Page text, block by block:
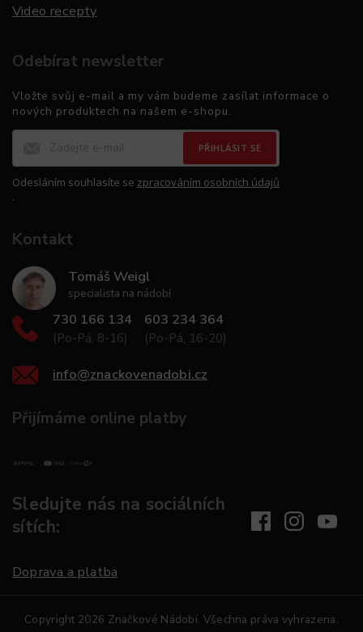
Video recepty
Odebírat newsletter
Vložte svůj e-mail a my vám budeme zasílat informace o
nových produktech na našem e-shopu.
PŘIHLÁSIT SE
Odesláním souhlasíte se zpracováním osobních údajů
.
Kontakt
Tomáš Weigl
specialista na nádobí
730 166 134
(Po-Pá, 8-16)
603 234 364
(Po-Pá, 16-20)
info@znackovenadobi.cz
Přijímáme online platby
Sledujte nás na sociálních
sítích:
Doprava a platba
Copyright 2026 Značkové Nádobí. Všechna práva vyhrazena.